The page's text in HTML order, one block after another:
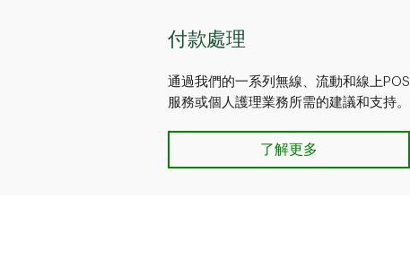
付款處理
通過我們的一系列無線、流動和線上
服務或個人護理業務所需的建議和支持。
付款處理 - 了解更多
了解更多